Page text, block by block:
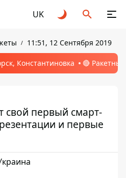
UK
11:51, 12 Сентября 2019
Константиновка 🔴
свой первый смарт-
и первые